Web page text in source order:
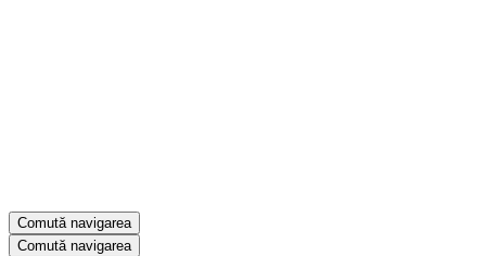
Comută navigarea
Comută navigarea